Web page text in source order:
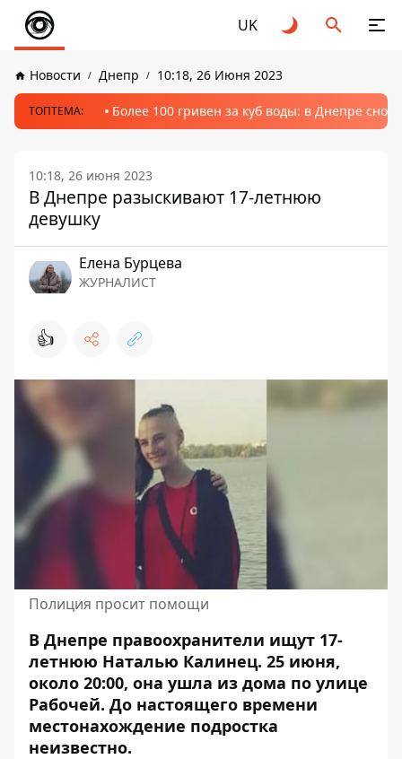
UK
Новости Днепр 10:18, 26 Июня 2023
ТОПТЕМА: Более 100 гривен за куб воды: в Днепре
10:18, 26 июня 2023
В Днепре разыскивают 17-летнюю
девушку
Елена Бурцева
ЖУРНАЛИСТ
👍
Полиция просит помощи
В Днепре правоохранители ищут 17-
летнюю Наталью Калинец. 25 июня,
около 20:00, она ушла из дома по улице
Рабочей. До настоящего времени
местонахождение подростка
неизвестно.